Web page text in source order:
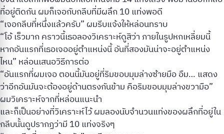
ที่อยู่ติดกัน ผมก็เจอกับกลีบที่มีผลึก 10 แท่งพอดี
“เจอกลีบที่หนึ่งแล้วครับ” ผมรีบแจ้งให้หล่อนทราบ
“โอ้ เร็วมาก คราวนี้เธอลองวิเคราะห์ดูสิว่า ภายในรูปหกเหลี่ยมนี้
หากอันแรกที่เธอเจออยู่ตำแหน่งนี้ อันที่สองมันน่าจะอยู่ตำแหน่ง
ไหน” หล่อนเสนอวิธีการต่อ
“อันแรกที่ผมเจอ ตอนนี้มันอยู่ที่ริมขอบมุมล่างซ้ายมือ อืม… แสดง
ว่าอีกอันมันจะต้องอยู่ด้านตรงกันข้าม คือริมขอบมุมล่างขวามือ”
ผมวิเคราะห์จากที่หล่อนแนะนำ
และก็เป็นอย่างที่วิเคราะห์ไว้ ผมลองนับจำนวนแท่งของผลึกที่อยู่ใน
กลีบนั้นดูปรากฏว่ามี 10 แท่งจริงๆ